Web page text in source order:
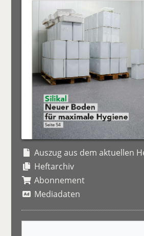
Auszug aus dem aktuellen
Heftarchiv
Abonnement
Mediadaten